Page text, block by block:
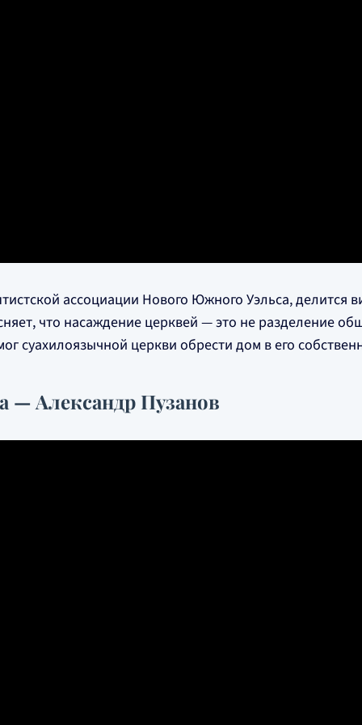
ассоциации Нового Южного Уэльса, делится
что насаждение церквей — это не разделение
суахилоязычной церкви обрести дом в его
— Александр Пузанов